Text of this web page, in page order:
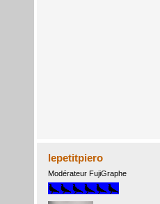
lepetitpiero
Modérateur FujiGraphe